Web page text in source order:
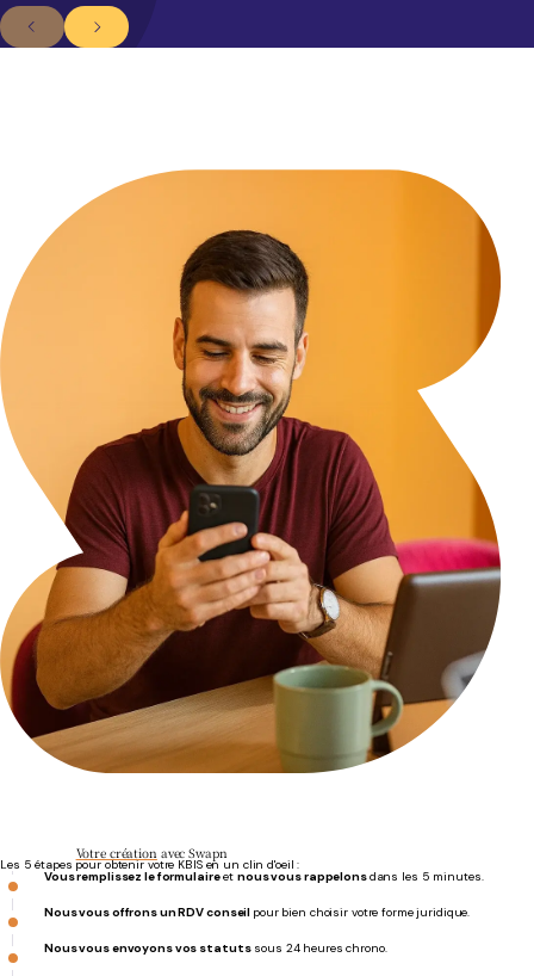
Votre création avec Swapn
Les 5 étapes pour obtenir votre KBIS en un clin d'oeil :
Vous remplissez le formulaireetnous vous rappelonsdans les 5 minutes.
Nous vous offrons un RDV conseil pour bien choisir votre forme juridique.
Nous vous envoyons vos statutssous 24 heures chrono.